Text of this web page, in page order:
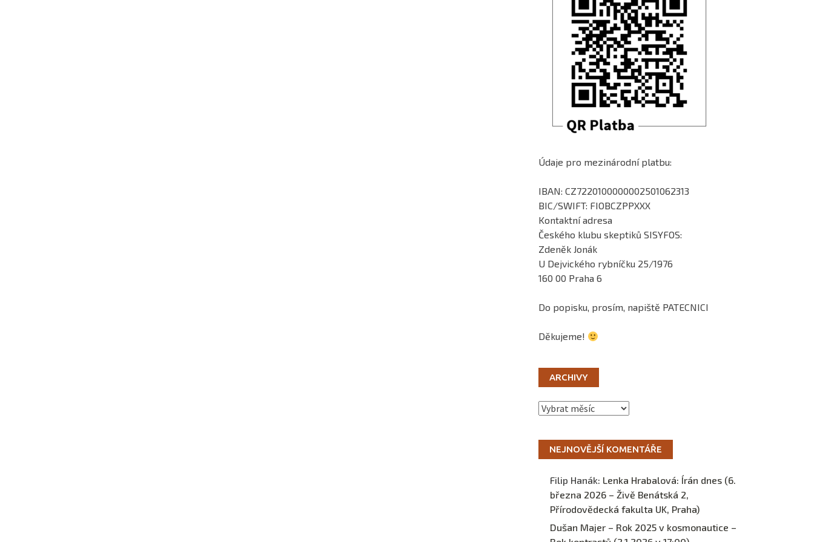
Údaje pro mezinárodní platbu:
IBAN: CZ7220100000002501062313
BIC/SWIFT: FIOBCZPPXXX
Kontaktní adresa
Českého klubu skeptiků SISYFOS:
Zdeněk Jonák
U Dejvického rybníčku 25/1976
160 00 Praha 6
Do popisku, prosím, napiště PATECNICI
Děkujeme!
ARCHIVY
Archivy
NEJNOVĚJŠÍ KOMENTÁŘE
Filip Hanák: Lenka Hrabalová: Írán dnes (6.
března 2026 – Živě Benátská 2,
Přírodovědecká fakulta UK, Praha)
Dušan Majer – Rok 2025 v kosmonautice –